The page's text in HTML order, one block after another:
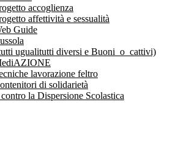
accoglienza
affettività e sessualità
Guide
ugualitutti diversi e Buoni_o_cattivi)
lavorazione feltro
di solidarietà
la Dispersione Scolastica